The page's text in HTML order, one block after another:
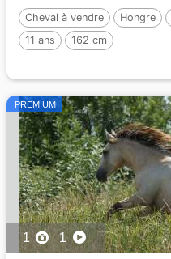
Cheval à vendre Hongre
11 ans
162 cm
PREMIUM
1 1